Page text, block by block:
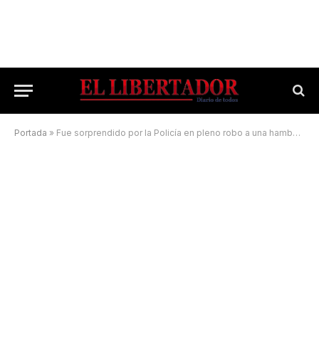
Portada » Fue sorprendido por la Policía en pleno robo a una hamburguesería